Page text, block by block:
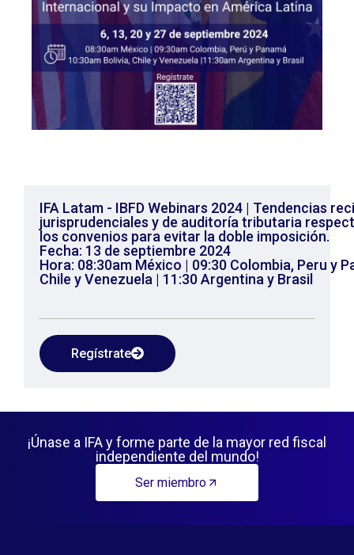
IFA Latam - IBFD Webinars 2024 | Tendencias
jurisprudenciales y de auditoría tributaria
los convenios para evitar la doble imposición.
Fecha: 13 de septiembre 2024
Hora: 08:30am México | 09:30 Colombia, Peru y
Chile y Venezuela | 11:30 Argentina y Brasil
Regístrate
¡Únase a IFA y forme parte de la mayor red fiscal
independiente del mundo!
Ser miembro